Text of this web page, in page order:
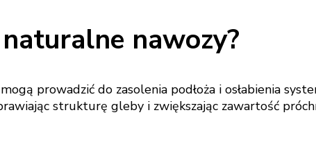
nawozy?
prowadzić do zasolenia podłoża i osłabienia
strukturę gleby i zwiększając zawartość